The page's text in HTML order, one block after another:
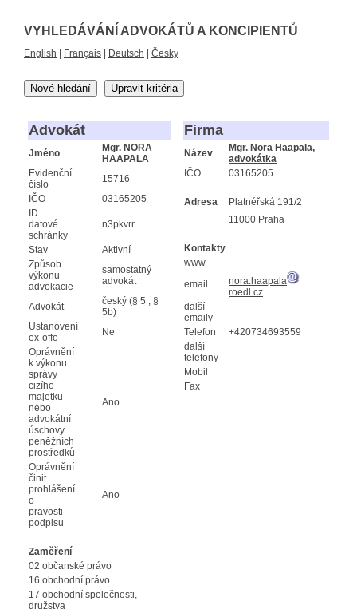
VYHLEDÁVÁNÍ ADVOKÁTŮ A KONCIPIENTŮ
English Français Deutsch Česky
Nové hledání Upravit kritéria
Advokát
Jméno
Mgr. NORA
HAAPALA
Evidenční
číslo
15716
IČO
03165205
ID
datové
schránky
n3pkvrr
Stav
Aktivní
Způsob
výkonu
advokacie
samostatný
advokát
Advokát
český (§ 5 ; §
5b)
Ustanovení
ex-offo
Ne
Oprávnění
k výkonu
správy
cizího
majetku
nebo
advokátní
úschovy
peněžních
prostředků
Ano
Oprávnění
činit
prohlášení
o
pravosti
podpisu
Ano
Zaměření
02 občanské právo
16 obchodní právo
17 obchodní společnosti,
družstva
Firma
Název
Mgr. Nora Haapala,
advokátka
IČO
03165205
Adresa
Platnéřská 191/2
11000 Praha
Kontakty
www
email
nora.haapala
roedl.cz
další
emaily
Telefon
+420734693559
další
telefony
Mobil
Fax